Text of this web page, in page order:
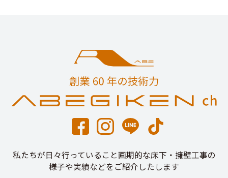
私たちが日々行っていること画期的な床下・擁壁工事の
様子や実績などをご紹介したします